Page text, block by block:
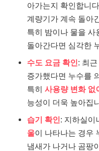
아가는지 확인합니다.
계량기가 계속 돌아
특히 밤이나 물을 사
돌아간다면 심각한
수도 요금 확인: 최
증가했다면 누수를
특히 사용량 변화 없
능성이 더욱 높아집
습기 확인: 지하실이
울이 나타나는 경우
냄새가 나거나 곰팡